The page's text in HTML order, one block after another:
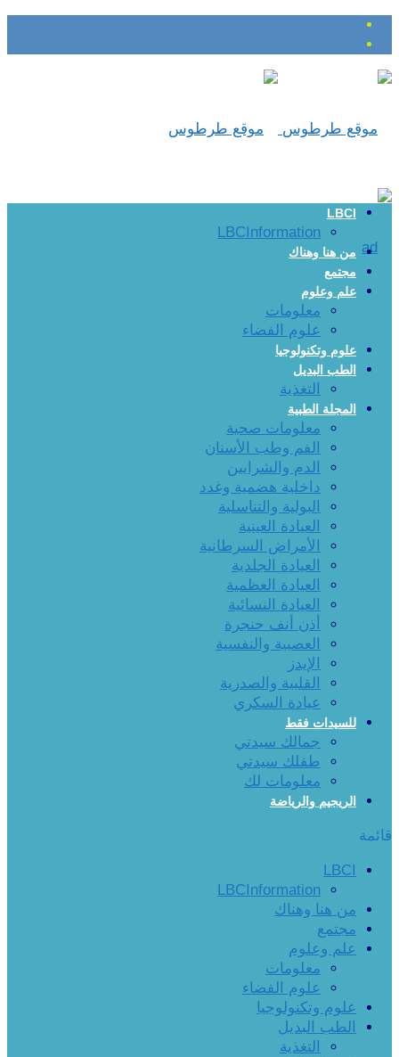
LBCI
LBCInformation
من هنا وهناك
مجتمع
علم وعلوم
معلومات
علوم الفضاء
علوم وتكنولوجيا
الطب البديل
التغذية
المجلة الطبية
معلومات صحية
الفم وطب الأسنان
الدم والشرايين
داخلية هضمية وغدد
البولية والتناسلية
العيادة العينية
الأمراض السرطانية
العيادة الجلدية
العيادة العظمية
العيادة النسائية
أذن أنف حنجرة
العصبية والنفسية
الإيدز
القلبية والصدرية
عيادة السكري
للسيدات فقط
جمالك سيدتي
طفلك سيدتي
معلومات لك
الريجيم والرياضة
قائمة
LBCI
LBCInformation
من هنا وهناك
مجتمع
علم وعلوم
معلومات
علوم الفضاء
علوم وتكنولوجيا
الطب البديل
التغذية